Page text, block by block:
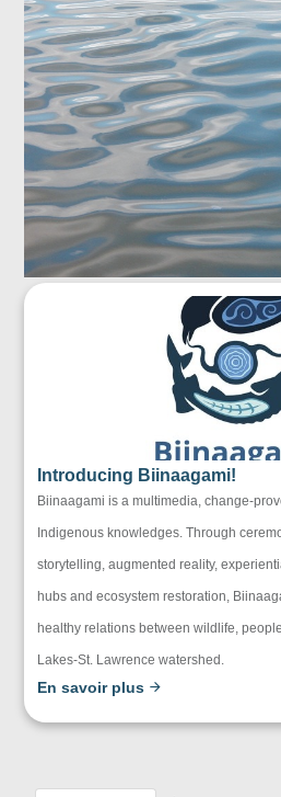
Introducing Biinaagami!
Biinaagami is a multimedia, change-
Indigenous knowledges. Through
storytelling, augmented reality,
hubs and ecosystem restoration,
healthy relations between wildlife,
Lakes-St. Lawrence watershed.
En savoir plus